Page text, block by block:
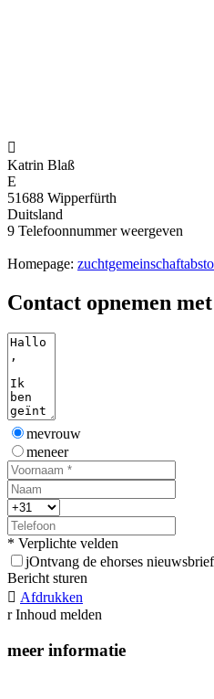

Katrin Blaß
E
51688 Wipperfürth
Duitsland
9 Telefoonnummer weergeven
Homepage:
Contact opnemen
mevrouw
meneer
* Verplichte velden
jOntvang de ehorses nieuwsbrief
Bericht sturen
 Afdrukken
r Inhoud melden
meer informatie